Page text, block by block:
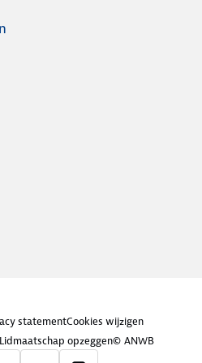
statementCookies wijzigen
opzeggen© ANWB